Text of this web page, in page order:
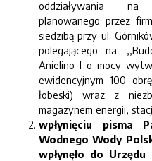
oddziaływania na
planowanego przez
siedzibą przy ul.
polegającego na:
Anielino I o mocy
ewidencyjnym 100
łobeski) wraz z
magazynem energii,
wpłynięciu pisma
Wodnego Wody
wpłynęło do